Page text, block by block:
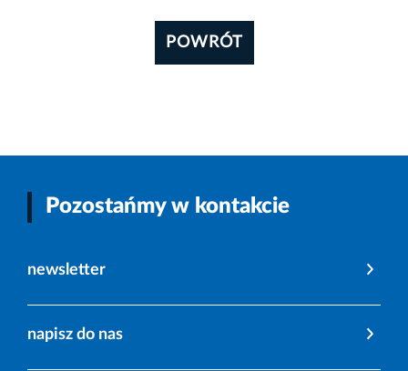
POWRÓT
Pozostańmy w kontakcie
newsletter
napisz do nas